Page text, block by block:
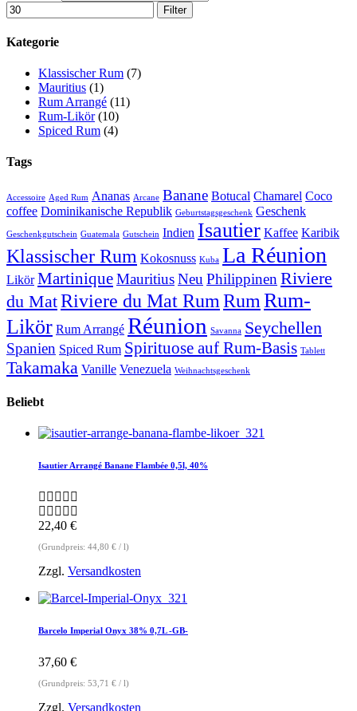
Filter
Kategorie
Klassischer Rum (7)
Mauritius (1)
Rum Arrangé (11)
Rum-Likör (10)
Spiced Rum (4)
Tags
Accessoire Aged Rum Ananas Arcane Banane Botucal Chamarel Coco
coffee Dominikanische Republik Geburtstagsgeschenk Geschenk
Geschenkgutschein Guatemala Gutschein Indien Isautier Kaffee Karibik
Klassischer Rum Kokosnuss Kuba La Réunion
Likör MartiniqueMauritiusNeu Philippinen Riviere
du MatRiviere du Mat Rum Rum Rum-
Likör Rum Arrangé Réunion Savanna Seychellen
Spanien Spiced Rum Spirituose auf Rum-Basis Tablett
Takamaka Vanille Venezuela Weihnachtsgeschenk
Beliebt
Isautier Arrangé Banane Flambée 0,5l, 40%
22,40 €
(Grundpreis: 44,80 € / l)
Zzgl. Versandkosten
Barcelo Imperial Onyx 38% 0,7L -GB-
37,60 €
(Grundpreis: 53,71 € / l)
Zzgl. Versandkosten